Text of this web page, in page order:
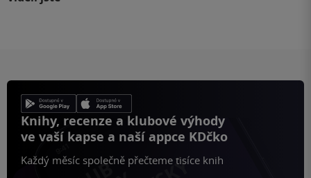
Knihy, recenze a klubové výhody
ve vaší kapse a naší appce KDčko
Každý měsíc společně přečteme tisíce knih